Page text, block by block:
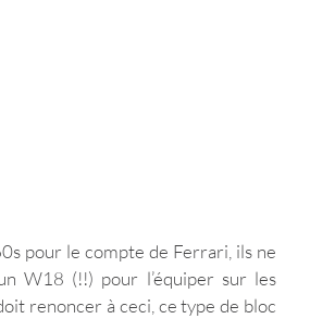
pour le compte de Ferrari, ils ne
W18 (!!) pour l’équiper sur les
renoncer à ceci, ce type de bloc